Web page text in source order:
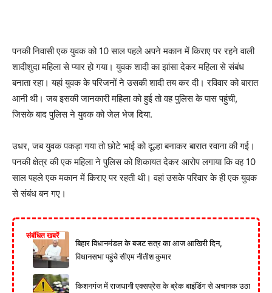
पनकी निवासी एक युवक को 10 साल पहले अपने मकान में किराए पर रहने वाली
शादीशुदा महिला से प्यार हो गया। युवक शादी का झांसा देकर महिला से संबंध
बनाता रहा। यहां युवक के परिजनों ने उसकी शादी तय कर दी। रविवार को बारात
आनी थी। जब इसकी जानकारी महिला को हुई तो वह पुलिस के पास पहुंची,
जिसके बाद पुलिस ने युवक को जेल भेज दिया.
उधर, जब युवक पकड़ा गया तो छोटे भाई को दूल्हा बनाकर बारात रवाना की गई।
पनकी क्षेत्र की एक महिला ने पुलिस को शिकायत देकर आरोप लगाया कि वह 10
साल पहले एक मकान में किराए पर रहती थी। वहां उसके परिवार के ही एक युवक
से संबंध बन गए।
संबंधित खबरें
बिहार विधानमंडल के बजट सत्र का आज आखिरी दिन,
विधानसभा पहुंचे सीएम नीतीश कुमार
किशनगंज में राजधानी एक्सप्रेस के ब्रेक बाइंडिंग से अचानक उठा